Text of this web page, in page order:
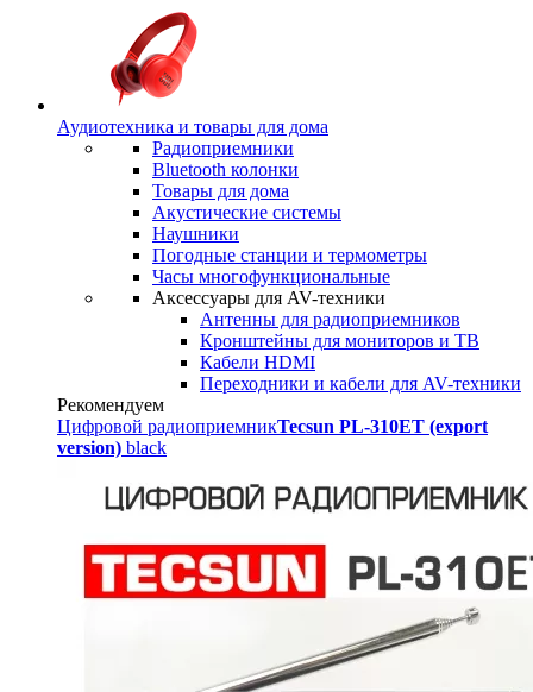
Аудиотехника и товары для дома
Радиоприемники
Bluetooth колонки
Товары для дома
Акустические системы
Наушники
Погодные станции и термометры
Часы многофункциональные
Аксессуары для AV-техники
Антенны для радиоприемников
Кронштейны для мониторов и ТВ
Кабели HDMI
Переходники и кабели для AV-техники
Рекомендуем
Цифровой радиоприемникTecsun PL-310ET (export
version) black